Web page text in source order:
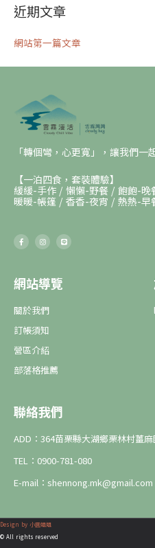
近期文章
網站第一篇文章
「轉個彎，心更寬」，讓我們一
【一泊四食，套裝體驗】
緩緩-手作 / 懶懶-野餐 / 飽飽-晚
暖暖-帳篷 / 香香-夜宵 / 熱熱-早
網站導覽
關於我們
訂帳須知
營區介紹
部落格推薦
聯絡我們
ADD：364苗栗縣大湖鄉栗林村薑
TEL：0900-781-080
E-mail：shennong.mk@gmail.com
Design by 小圓姐姐
© All rights reserved